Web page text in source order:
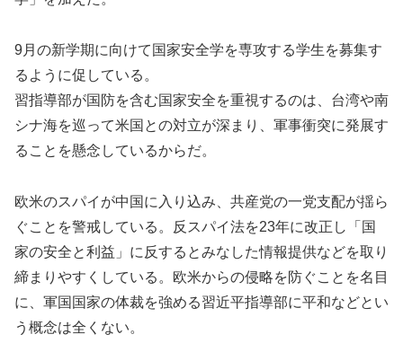
9月の新学期に向けて国家安全学を専攻する学生を募集す
るように促している。
習指導部が国防を含む国家安全を重視するのは、台湾や南
シナ海を巡って米国との対立が深まり、軍事衝突に発展す
ることを懸念しているからだ。
欧米のスパイが中国に入り込み、共産党の一党支配が揺ら
ぐことを警戒している。反スパイ法を23年に改正し「国
家の安全と利益」に反するとみなした情報提供などを取り
締まりやすくしている。欧米からの侵略を防ぐことを名目
に、軍国国家の体裁を強める習近平指導部に平和などとい
う概念は全くない。